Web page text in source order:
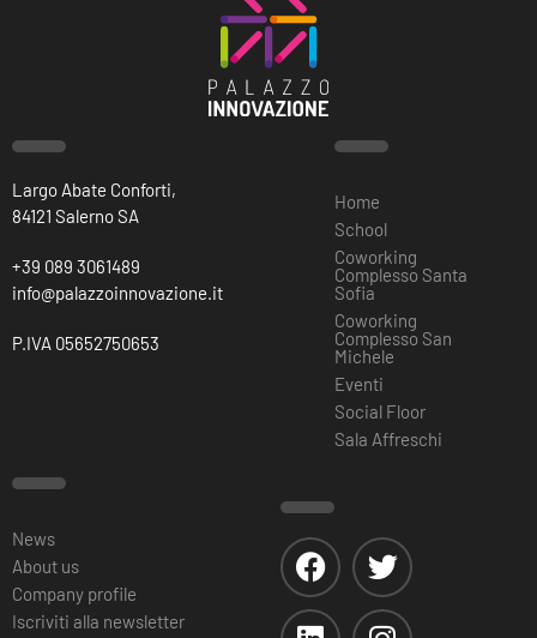
Largo Abate Conforti,
84121 Salerno SA
+39 089 3061489
info@palazzoinnovazione.it
P.IVA 05652750653
Home
School
Coworking
Complesso Santa
Sofia
Coworking
Complesso San
Michele
Eventi
Social Floor
Sala Affreschi
News
About us
Company profile
Iscriviti alla newsletter